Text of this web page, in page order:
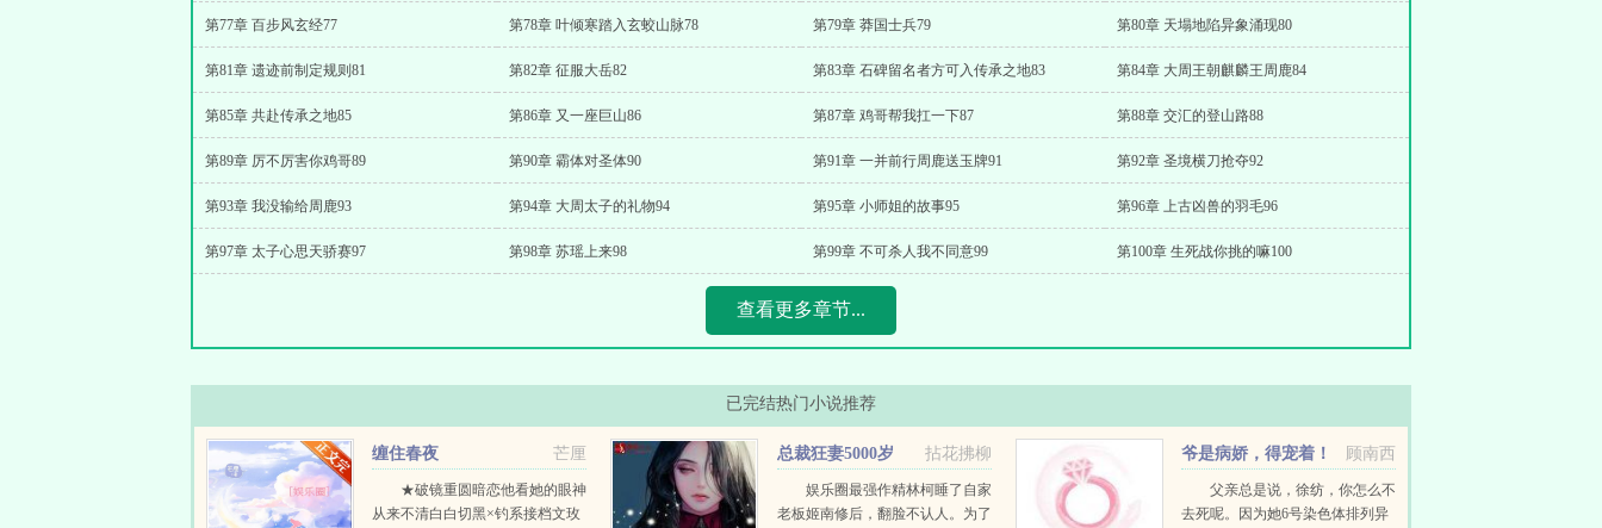
第77章 百步风玄经77 第78章 叶倾寒踏入玄蛟山脉78 第79章 莽国士兵79 第80章 天塌地陷异象涌现80
第81章 遗迹前制定规则81 第82章 征服大岳82 第83章 石碑留名者方可入传承之地83 第84章 大周王朝麒麟王周鹿84
第85章 共赴传承之地85 第86章 又一座巨山86 第87章 鸡哥帮我扛一下87 第88章 交汇的登山路88
第89章 厉不厉害你鸡哥89 第90章 霸体对圣体90 第91章 一并前行周鹿送玉牌91 第92章 圣境横刀抢夺92
第93章 我没输给周鹿93 第94章 大周太子的礼物94 第95章 小师姐的故事95 第96章 上古凶兽的羽毛96
第97章 太子心思天骄赛97 第98章 苏瑶上来98 第99章 不可杀人我不同意99 第100章 生死战你挑的嘛100
查看更多章节...
已完结热门小说推荐
芒厘
缠住春夜
★破镜重圆暗恋他看她的眼神
从来不清白白切黑×钓系接档文玫
拈花拂柳
总裁狂妻5000岁
娱乐圈最强作精林柯睡了自家
老板姬南修后，翻脸不认人。为了
顾南西
爷是病娇，得宠着！
父亲总是说，徐纺，你怎么不
去死呢。因为她6号染色体排列异